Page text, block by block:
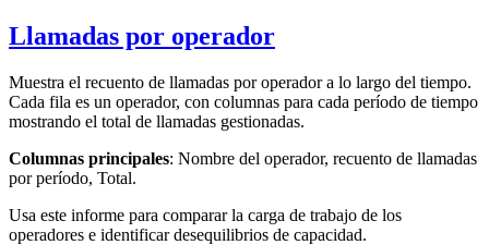
Llamadas por operador
Muestra el recuento de llamadas por operador a lo largo del tiempo.
Cada fila es un operador, con columnas para cada período de tiempo
mostrando el total de llamadas gestionadas.
Columnas principales: Nombre del operador, recuento de llamadas
por período, Total.
Usa este informe para comparar la carga de trabajo de los
operadores e identificar desequilibrios de capacidad.